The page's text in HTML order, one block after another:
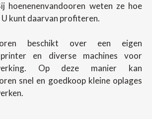
hoenenenvandooren weten ze hoe
U kunt daarvan profiteren.
beschikt over een eigen
en diverse machines voor
Op deze manier kan
snel en goedkoop kleine oplages